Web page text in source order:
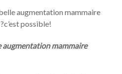
augmentation mammaire
possible!
mammaire